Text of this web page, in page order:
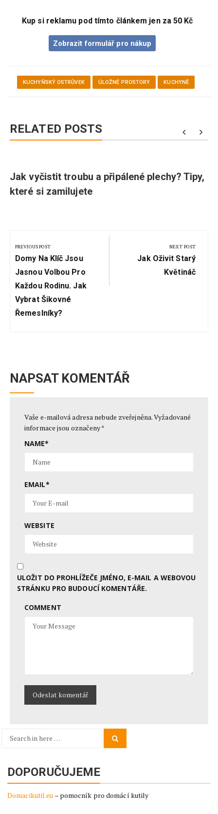
Kup si reklamu pod tímto článkem jen za 50 Kč
Zobrazit formulář pro nákup
KUCHYŇSKÝ OSTRŮVEK ÚLOŽNÉ PROSTORY KUCHYNĚ
RELATED POSTS
Jak vyčistit troubu a připálené plechy? Tipy,
které si zamilujete
pro
příspěvek
PREVIOUS POST
Previous
Post:
Domy Na Klíč Jsou
Jasnou Volbou Pro
Každou Rodinu. Jak
Vybrat Šikovné
Řemeslníky?
NEXT POST
Next
Jak Oživit Starý
Květináč
NAPSAT KOMENTÁŘ
Vaše e-mailová adresa nebude zveřejněna.Vyžadované
informace jsou označeny*
NAME*
EMAIL*
WEBSITE
ULOŽIT DO PROHLÍŽEČE JMÉNO, E-MAIL A WEBOVOU
STRÁNKU PRO BUDOUCÍ KOMENTÁŘE.
COMMENT
Search
DOPORUČUJEME
Domacikutil.eu – pomocník pro domácí kutily